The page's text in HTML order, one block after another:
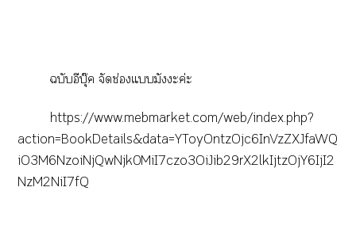
ฉบับอีบุ๊ค จัดช่องแมัะค่ะ
https://www.mebmarket.com/web/index.php?
action=BookDetails&data=YToyOntzOjc6InVzZXJfaWQ
iO3M6NzoiNjQwNjk0MiI7czo3OiJib29rX2lkIjtzOjY6IjI2
NzM2NiI7fQ